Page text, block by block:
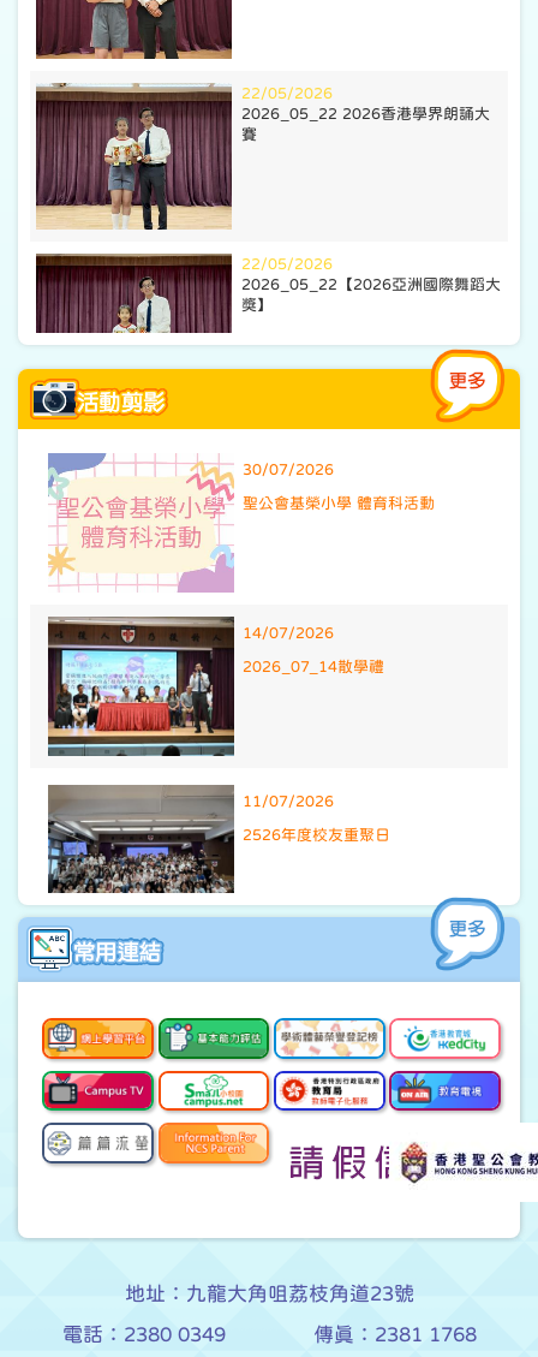
26/08/2025
2526小一家長會簡報
20/08/2025
2526年度一年級新生班別
15/08/2025
2425年度 升中派位摘要
22/05/2026
2026_05_22 2026香港學界朗誦大
賽
22/05/2026
2026_05_22【2026亞洲國際舞蹈大
獎】
2026-04-23【劍橋英語考試班(頒獎
30/07/2026
聖公會基榮小學 體育科活動
14/07/2026
2026_07_14散學禮
11/07/2026
2526年度校友重聚日
地址：九龍大角咀荔枝角道23號
電話：2380 0349
傳真：2381 1768